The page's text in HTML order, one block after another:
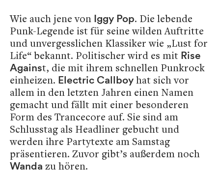
Wie auch jene von Iggy Pop. Die lebende
Punk-Legende ist für seine wilden Auftritte
und unvergesslichen Klassiker wie „Lust for
Life“ bekannt. Politischer wird es mit Rise
Against, die mit ihrem schnellen Punkrock
einheizen. Electric Callboy hat sich vor
allem in den letzten Jahren einen Namen
gemacht und fällt mit einer besonderen
Form des Trancecore auf. Sie sind am
Schlusstag als Headliner gebucht und
werden ihre Partytexte am Samstag
präsentieren. Zuvor gibt’s außerdem noch
Wanda zu hören.